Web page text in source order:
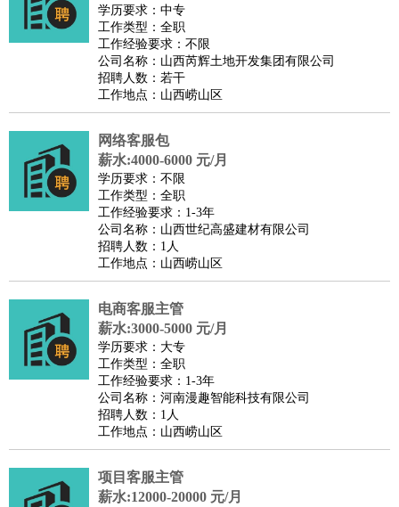
学历要求：中专
工作类型：全职
工作经验要求：不限
公司名称：山西芮辉土地开发集团有限公司
招聘人数：若干
工作地点：山西崂山区
网络客服包
薪水:4000-6000 元/月
学历要求：不限
工作类型：全职
工作经验要求：1-3年
公司名称：山西世纪高盛建材有限公司
招聘人数：1人
工作地点：山西崂山区
电商客服主管
薪水:3000-5000 元/月
学历要求：大专
工作类型：全职
工作经验要求：1-3年
公司名称：河南漫趣智能科技有限公司
招聘人数：1人
工作地点：山西崂山区
项目客服主管
薪水:12000-20000 元/月